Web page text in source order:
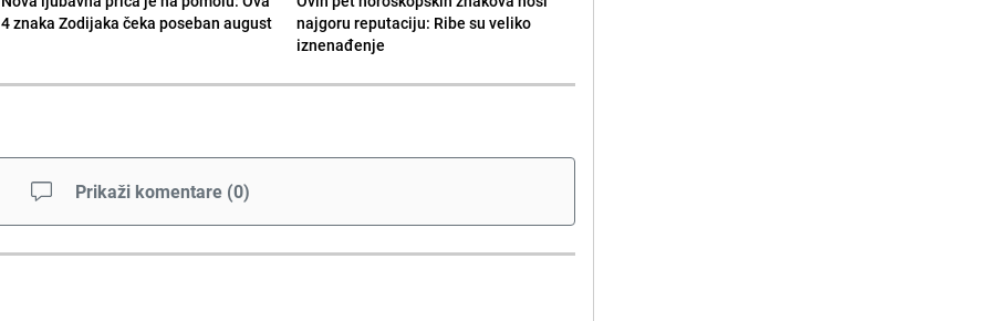
4 znaka Zodijaka čeka poseban august
najgoru reputaciju: Ribe su veliko
iznenađenje
Prikaži komentare (0)